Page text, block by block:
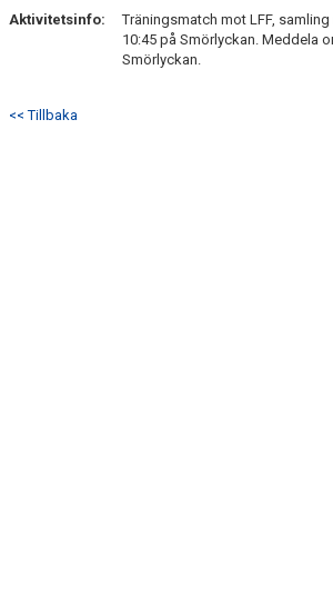
Aktivitetsinfo:
Träningsmatch mot LFF,
10:45 på Smörlyckan. Meddela
Smörlyckan.
<< Tillbaka